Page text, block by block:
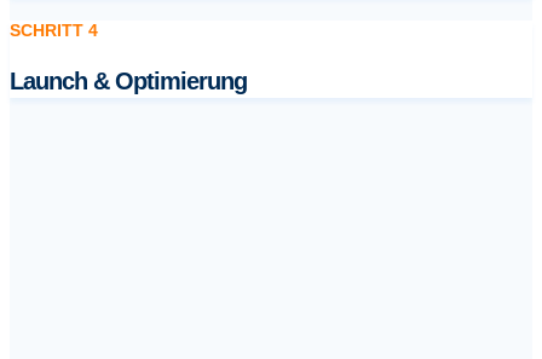
SCHRITT 4
Launch & Optimierung